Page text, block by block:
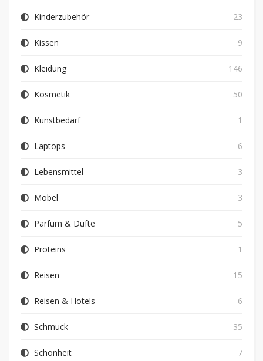
Kinderzubehör 23
Kissen 9
Kleidung 146
Kosmetik 50
Kunstbedarf 1
Laptops 6
Lebensmittel 3
Möbel 3
Parfum & Düfte 5
Proteins 1
Reisen 15
Reisen & Hotels 6
Schmuck 35
Schönheit 7